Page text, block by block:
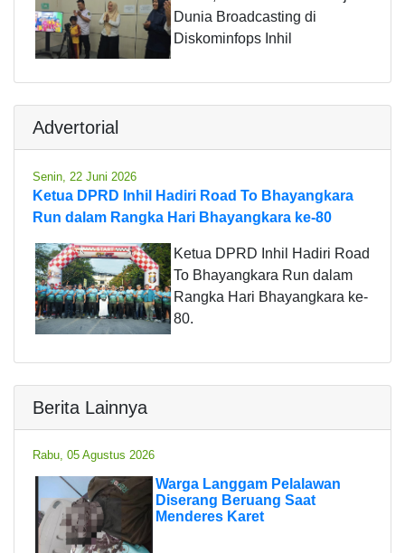
Dunia Broadcasting di
Diskominfops Inhil
Advertorial
Senin, 22 Juni 2026
Ketua DPRD Inhil Hadiri Road To Bhayangkara
Run dalam Rangka Hari Bhayangkara ke-80
Ketua DPRD Inhil Hadiri Road
To Bhayangkara Run dalam
Rangka Hari Bhayangkara ke-
80.
Berita Lainnya
Rabu, 05 Agustus 2026
Warga Langgam Pelalawan
Diserang Beruang Saat
Menderes Karet